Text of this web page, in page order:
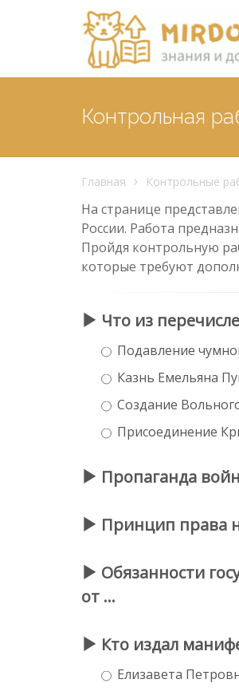
Контрольная
Главная Контрольные
На странице
России. Работа
Пройдя контрольную
которые требуют
Что из
Подавление
Казнь Емельяна
Создание
Присоединение
Пропаганда
Принцип права
Обязанности
от …
Кто издал
Елизавета